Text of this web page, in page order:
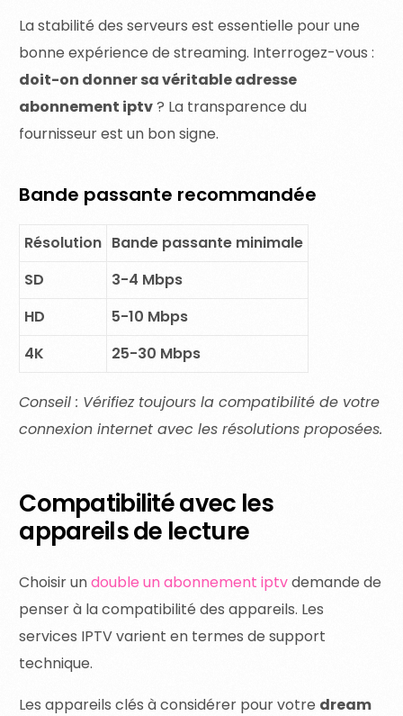
La stabilité des serveurs est essentielle pour une
bonne expérience de streaming. Interrogez-vous :
doit-on donner sa véritable adresse
abonnement iptv? La transparence du
fournisseur est un bon signe.
Bande passante recommandée
Résolution Bande passante minimale
SD
3-4 Mbps
HD
5-10 Mbps
4K
25-30 Mbps
Conseil : Vérifiez toujours la compatibilité de votre
connexion internet avec les résolutions proposées.
Compatibilité avec les
appareils de lecture
Choisir undouble un abonnement iptvdemande de
penser à la compatibilité des appareils. Les
services IPTV varient en termes de support
technique.
Les appareils clés à considérer pour votre dream